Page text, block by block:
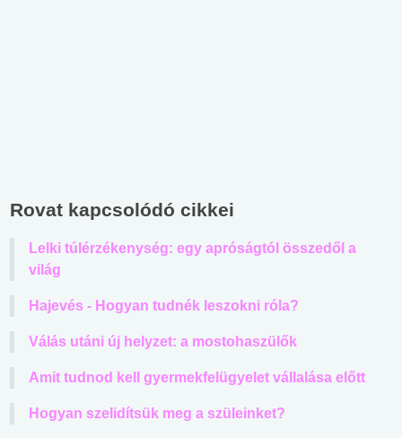
Rovat kapcsolódó cikkei
Lelki túlérzékenység: egy apróságtól összedől a
világ
Hajevés - Hogyan tudnék leszokni róla?
Válás utáni új helyzet: a mostohaszülők
Amit tudnod kell gyermekfelügyelet vállalása előtt
Hogyan szelidítsük meg a szüleinket?